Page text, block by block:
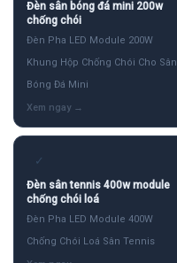
Đèn sân bóng đá mini 200w
chống chói
Đèn Pha LED Module 200W
Khung Hộp Chống Chói Cho Sân
Bóng Đá Mini
✓
Đèn sân tennis 400w module
chống chói loá
Đèn Pha LED Module 400W
Chống Chói Loá Sân Tennis